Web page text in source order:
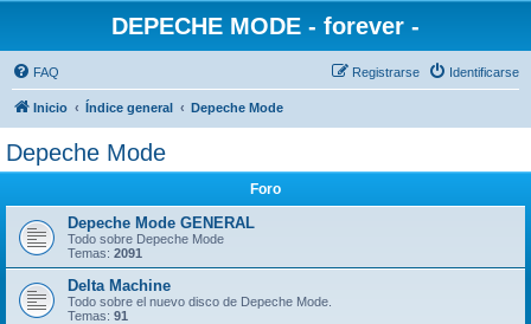
DEPECHE MODE - forever -
FAQ Identificarse
Registrarse
Inicio Índice general Depeche Mode
Depeche Mode
Foro
Depeche Mode GENERAL
Todo sobre Depeche Mode
Temas: 2091
Delta Machine
Todo sobre el nuevo disco de Depeche Mode.
Temas: 91